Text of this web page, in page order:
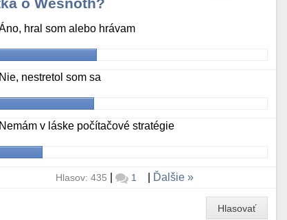
o Wesnoth?
hral som alebo hrávam
Nie, nestretol som sa
Nemám v láske počítačové stratégie
Hlasov: 435 | 1 Ďalšie
Hlasovať